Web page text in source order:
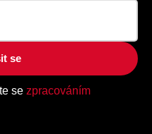
se
se zpracováním